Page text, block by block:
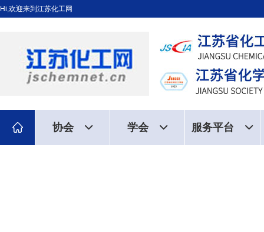
Hi,欢迎来到江苏化工网
协会 学会 服务平台